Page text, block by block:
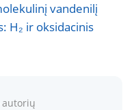
vandenilį
H₂ ir oksidacinis
autorių